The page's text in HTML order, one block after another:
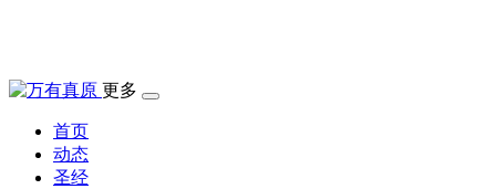
更多
首页
动态
圣经